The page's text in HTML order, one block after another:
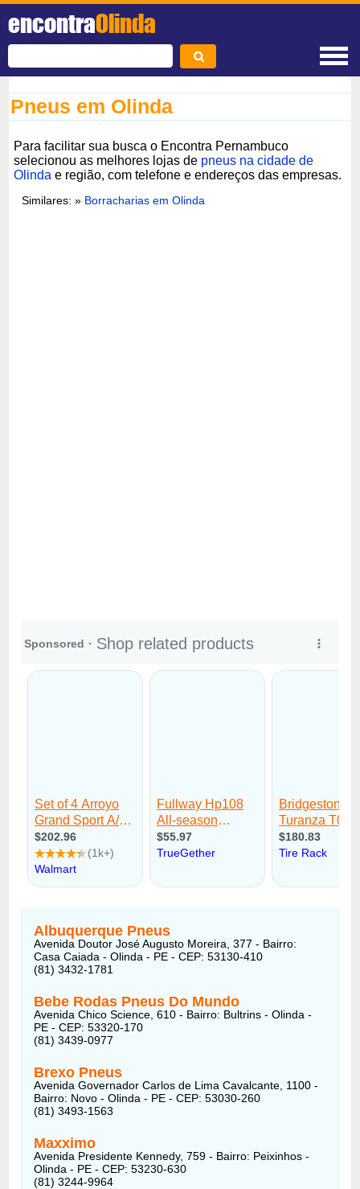
encontraOlinda
Pneus em Olinda
Para facilitar sua busca o Encontra Pernambuco
selecionou as melhores lojas de pneus na cidade de
Olinda e região, com telefone e endereços das empresas.
Similares: » Borracharias em Olinda
Albuquerque Pneus
Avenida Doutor José Augusto Moreira, 377 - Bairro:
Casa Caiada - Olinda - PE - CEP: 53130-410
(81) 3432-1781
Bebe Rodas Pneus Do Mundo
Avenida Chico Science, 610 - Bairro: Bultrins - Olinda -
PE - CEP: 53320-170
(81) 3439-0977
Brexo Pneus
Avenida Governador Carlos de Lima Cavalcante, 1100 -
Bairro: Novo - Olinda - PE - CEP: 53030-260
(81) 3493-1563
Maxximo
Avenida Presidente Kennedy, 759 - Bairro: Peixinhos -
Olinda - PE - CEP: 53230-630
(81) 3244-9964